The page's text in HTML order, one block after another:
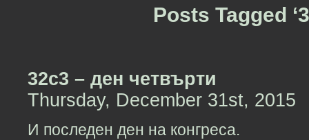
Posts Tagged
32c3 – ден четвърти
Thursday, December 31st, 2015
И последен ден на конгреса.